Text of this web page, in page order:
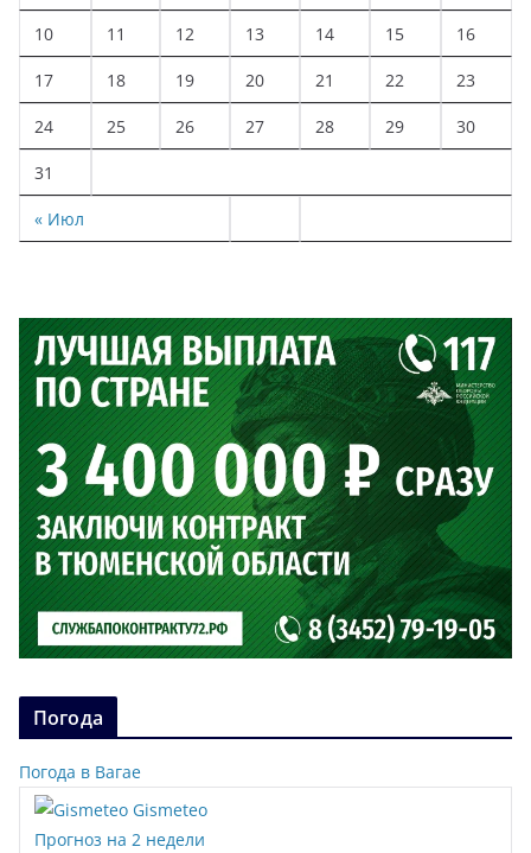
« Июл
10 11 12 13 14 15 16
17 18 19 20 21 22 23
24 25 26 27 28 29 30
31
Погода
Погода в Вагае
Gismeteo
Прогноз на 2 недели